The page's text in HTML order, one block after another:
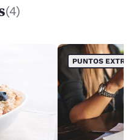
(4)
PUNTOS EXTRA